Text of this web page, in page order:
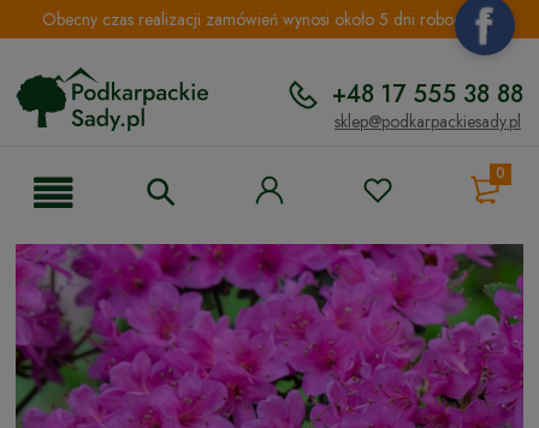
Obecny czas realizacji zamówień wynosi około 5 dni roboczych.
+48 17 555 38 88
sklep@podkarpackiesady.pl
0